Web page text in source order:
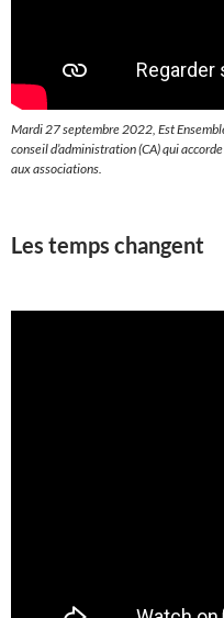
Mardi 27 septembre 2022, Est
conseil d’administration (CA) qui
aux associations.
Les temps changent